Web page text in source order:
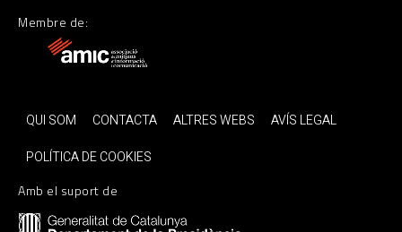
Membre de:
QUI SOM CONTACTA ALTRES WEBS
AVÍS LEGAL
POLÍTICA DE COOKIES
Amb el suport de